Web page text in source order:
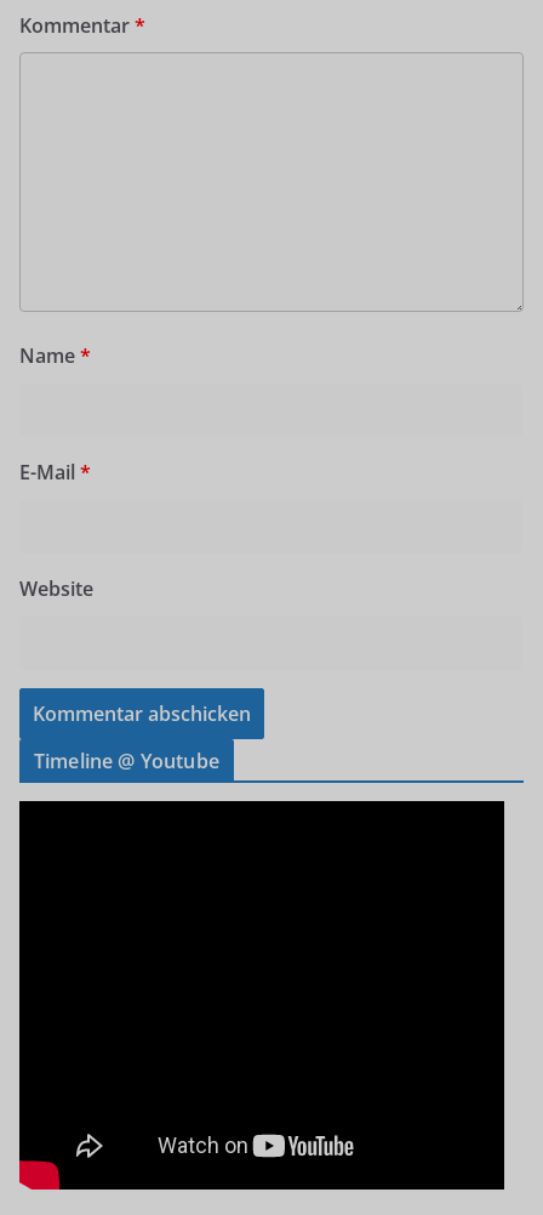
Kommentar*
Name*
E-Mail *
Website
Timeline @ Youtube